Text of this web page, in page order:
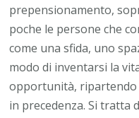
prepensionamento,
poche le persone che
come una sfida, uno
modo di inventarsi la
opportunità, ripartendo
in precedenza. Si tratta